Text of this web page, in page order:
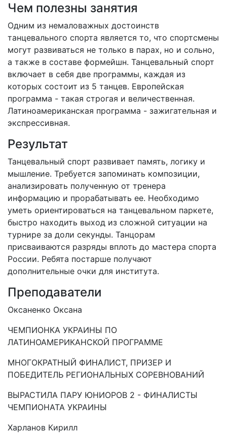
Чем полезны занятия
Одним из немаловажных достоинств
танцевального спорта является то, что спортсмены
могут развиваться не только в парах, но и сольно,
а также в составе формейшн. Танцевальный спорт
включает в себя две программы, каждая из
которых состоит из 5 танцев. Европейская
программа - такая строгая и величественная.
Латиноамериканская программа - зажигательная и
экспрессивная.
Результат
Танцевальный спорт развивает память, логику и
мышление. Требуется запоминать композиции,
анализировать полученную от тренера
информацию и прорабатывать ее. Необходимо
уметь ориентироваться на танцевальном паркете,
быстро находить выход из сложной ситуации на
турнире за доли секунды. Танцорам
присваиваются разряды вплоть до мастера спорта
России. Ребята постарше получают
дополнительные очки для института.
Преподаватели
Оксаненко Оксана
ЧЕМПИОНКА УКРАИНЫ ПО
ЛАТИНОАМЕРИКАНСКОЙ ПРОГРАММЕ
МНОГОКРАТНЫЙ ФИНАЛИСТ, ПРИЗЕР И
ПОБЕДИТЕЛЬ РЕГИОНАЛЬНЫХ СОРЕВНОВАНИЙ
ВЫРАСТИЛА ПАРУ ЮНИОРОВ 2 - ФИНАЛИСТЫ
ЧЕМПИОНАТА УКРАИНЫ
Харланов Кирилл